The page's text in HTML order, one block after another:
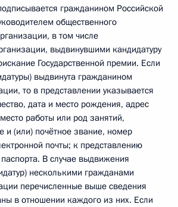
гражданином Российской
общественного
в том числе
выдвинувшими кандидатуру
Государственной премии. Если
выдвинута гражданином
то в представлении указывается
дата и место рождения, адрес
работы или род занятий,
и (или) почётное звание, номер
почты; к представлению
В случае выдвижения
несколькими гражданами
перечисленные выше сведения
в отношении каждого из них. Если